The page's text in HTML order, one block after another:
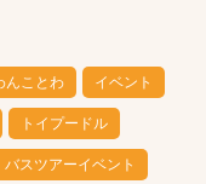
んことわ イベント
トイプードル
バスツアーイベント